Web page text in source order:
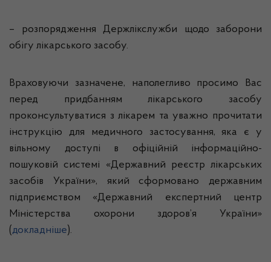
– розпорядження Держлікслужби щодо заборони
обігу лікарського засобу.
Враховуючи зазначене, наполегливо просимо Вас
перед придбанням лікарського засобу
проконсультуватися з лікарем та уважно прочитати
інструкцію для медичного застосування, яка є у
вільному доступі в офіційній інформаційно-
пошуковій системі «Державний реєстр лікарських
засобів України», який сформовано державним
підприємством «Державний експертний центр
Міністерства охорони здоров’я України»
(докладніше).